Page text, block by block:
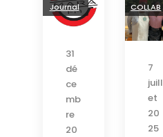
Journal
31
dé
ce
mb
re
20
COLLAB
7
juill
et
20
25